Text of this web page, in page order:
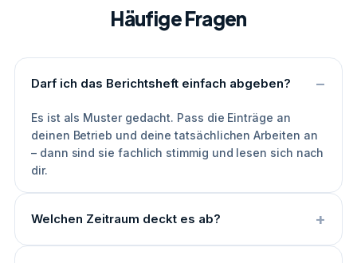
Häufige Fragen
Darf ich das Berichtsheft einfach abgeben?
Es ist als Muster gedacht. Pass die Einträge an
deinen Betrieb und deine tatsächlichen Arbeiten an
– dann sind sie fachlich stimmig und lesen sich nach
dir.
Welchen Zeitraum deckt es ab?